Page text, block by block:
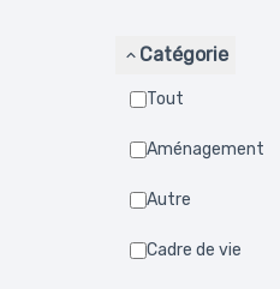
Catégorie
Tout
Aménagement
Autre
Cadre de vie